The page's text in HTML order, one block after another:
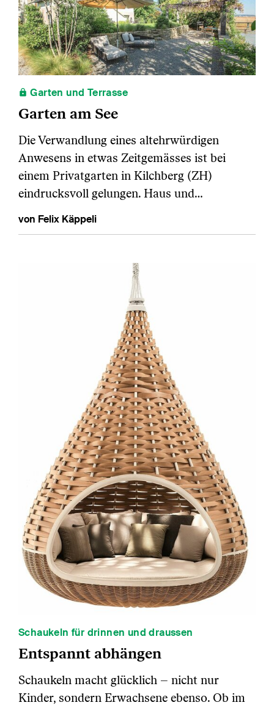
Garten und Terrasse
Garten am See
Die Verwandlung eines altehrwürdigen
Anwesens in etwas Zeitgemässes ist bei
einem Privatgarten in Kilchberg (ZH)
eindrucksvoll gelungen. Haus und…
von Felix Käppeli
Schaukeln für drinnen und draussen
Entspannt abhängen
Schaukeln macht glücklich – nicht nur
Kinder, sondern Erwachsene ebenso. Ob im